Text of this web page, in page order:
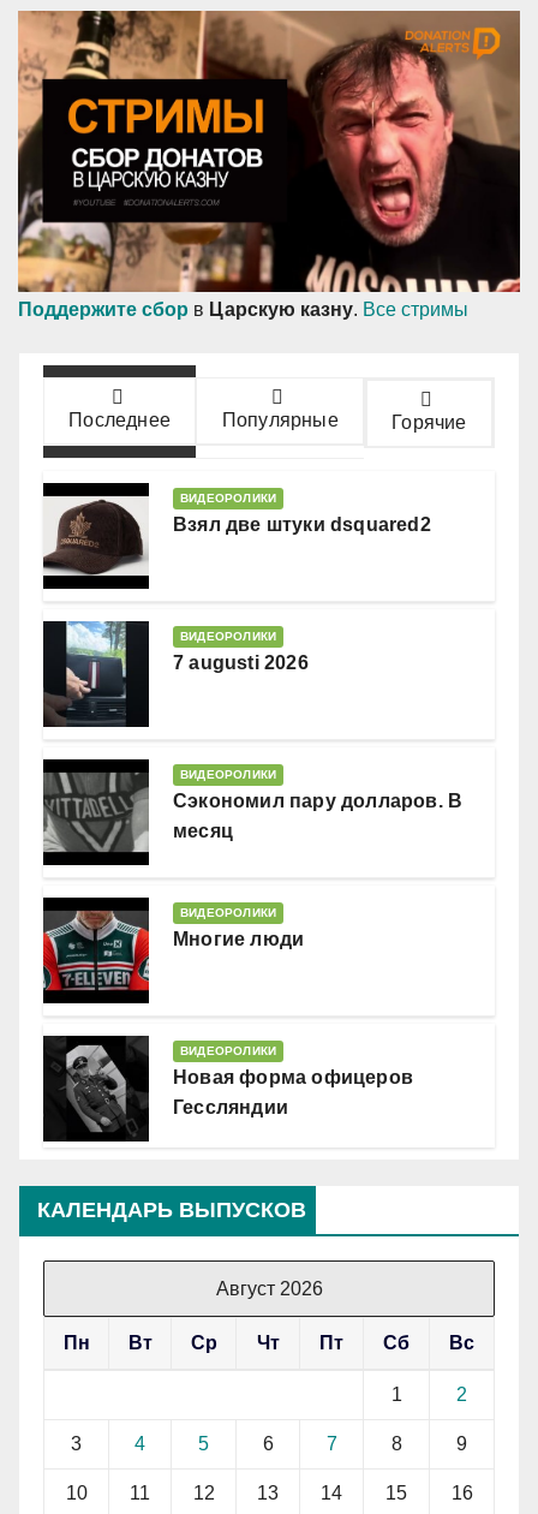
Поддержите сбор в Царскую казну. Все стримы
Последнее Популярные Горячие
ВИДЕОРОЛИКИ
Взял две штуки dsquared2
ВИДЕОРОЛИКИ
7 augusti 2026
ВИДЕОРОЛИКИ
Сэкономил пару долларов. В
месяц
ВИДЕОРОЛИКИ
Многие люди
ВИДЕОРОЛИКИ
Новая форма офицеров
Гессляндии
КАЛЕНДАРЬ ВЫПУСКОВ
Август 2026
Пн Вт Ср Чт Пт Сб Вс
1 2
3 4 5 6 7 8 9
10 11 12 13 14 15 16